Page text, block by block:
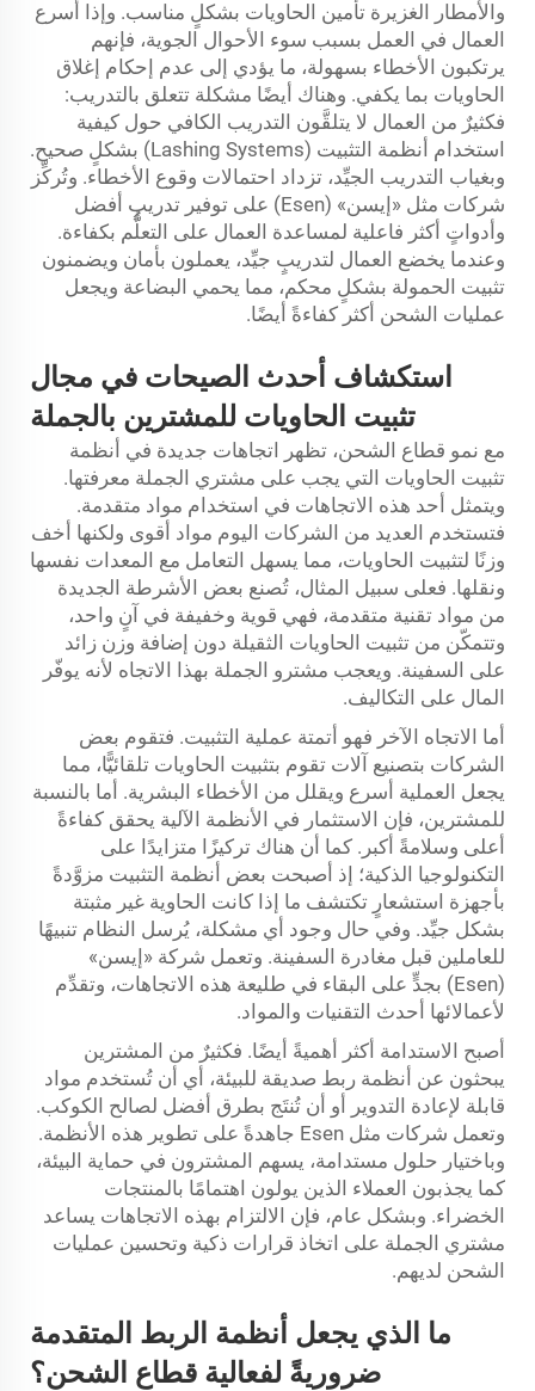
والأمطار الغزيرة تأمين الحاويات بشكلٍ مناسب. وإذا أسرع
العمال في العمل بسبب سوء الأحوال الجوية، فإنهم
يرتكبون الأخطاء بسهولة، ما يؤدي إلى عدم إحكام إغلاق
الحاويات بما يكفي. وهناك أيضًا مشكلة تتعلق بالتدريب:
فكثيرٌ من العمال لا يتلقَّون التدريب الكافي حول كيفية
استخدام أنظمة التثبيت (Lashing Systems) بشكلٍ صحيح.
وبغياب التدريب الجيِّد، تزداد احتمالات وقوع الأخطاء. وتُركِّز
شركات مثل «إيسن» (Esen) على توفير تدريبٍ أفضل
وأدواتٍ أكثر فاعلية لمساعدة العمال على التعلُّم بكفاءة.
وعندما يخضع العمال لتدريبٍ جيِّد، يعملون بأمان ويضمنون
تثبيت الحمولة بشكلٍ محكم، مما يحمي البضاعة ويجعل
عمليات الشحن أكثر كفاءةً أيضًا.
استكشاف أحدث الصيحات في مجال
تثبيت الحاويات للمشترين بالجملة
مع نمو قطاع الشحن، تظهر اتجاهات جديدة في أنظمة
تثبيت الحاويات التي يجب على مشتري الجملة معرفتها.
ويتمثل أحد هذه الاتجاهات في استخدام مواد متقدمة.
فتستخدم العديد من الشركات اليوم مواد أقوى ولكنها أخف
وزنًا لتثبيت الحاويات، مما يسهل التعامل مع المعدات نفسها
ونقلها. فعلى سبيل المثال، تُصنع بعض الأشرطة الجديدة
من مواد تقنية متقدمة، فهي قوية وخفيفة في آنٍ واحد،
وتتمكّن من تثبيت الحاويات الثقيلة دون إضافة وزن زائد
على السفينة. ويعجب مشترو الجملة بهذا الاتجاه لأنه يوفّر
المال على التكاليف.
أما الاتجاه الآخر فهو أتمتة عملية التثبيت. فتقوم بعض
الشركات بتصنيع آلات تقوم بتثبيت الحاويات تلقائيًّا، مما
يجعل العملية أسرع ويقلل من الأخطاء البشرية. أما بالنسبة
للمشترين، فإن الاستثمار في الأنظمة الآلية يحقق كفاءةً
أعلى وسلامةً أكبر. كما أن هناك تركيزًا متزايدًا على
التكنولوجيا الذكية؛ إذ أصبحت بعض أنظمة التثبيت مزوَّدةً
بأجهزة استشعارٍ تكتشف ما إذا كانت الحاوية غير مثبتة
بشكل جيِّد. وفي حال وجود أي مشكلة، يُرسل النظام تنبيهًا
للعاملين قبل مغادرة السفينة. وتعمل شركة «إيسن»
(Esen) بجدٍّ على البقاء في طليعة هذه الاتجاهات، وتقدِّم
لأعمالائها أحدث التقنيات والمواد.
أصبح الاستدامة أكثر أهميةً أيضًا. فكثيرٌ من المشترين
يبحثون عن أنظمة ربط صديقة للبيئة، أي أن تُستخدم مواد
قابلة لإعادة التدوير أو أن تُنتَج بطرق أفضل لصالح الكوكب.
وتعمل شركات مثل Esen جاهدةً على تطوير هذه الأنظمة.
وباختيار حلول مستدامة، يسهم المشترون في حماية البيئة،
كما يجذبون العملاء الذين يولون اهتمامًا بالمنتجات
الخضراء. وبشكل عام، فإن الالتزام بهذه الاتجاهات يساعد
مشتري الجملة على اتخاذ قرارات ذكية وتحسين عمليات
الشحن لديهم.
ما الذي يجعل أنظمة الربط المتقدمة
ضروريةً لفعالية قطاع الشحن؟